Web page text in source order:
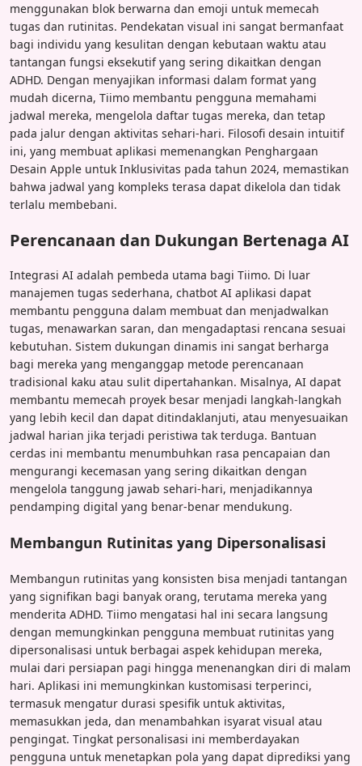
menggunakan blok berwarna dan emoji untuk memecah
tugas dan rutinitas. Pendekatan visual ini sangat bermanfaat
bagi individu yang kesulitan dengan kebutaan waktu atau
tantangan fungsi eksekutif yang sering dikaitkan dengan
ADHD. Dengan menyajikan informasi dalam format yang
mudah dicerna, Tiimo membantu pengguna memahami
jadwal mereka, mengelola daftar tugas mereka, dan tetap
pada jalur dengan aktivitas sehari-hari. Filosofi desain intuitif
ini, yang membuat aplikasi memenangkan Penghargaan
Desain Apple untuk Inklusivitas pada tahun 2024, memastikan
bahwa jadwal yang kompleks terasa dapat dikelola dan tidak
terlalu membebani.
Perencanaan dan Dukungan Bertenaga AI
Integrasi AI adalah pembeda utama bagi Tiimo. Di luar
manajemen tugas sederhana, chatbot AI aplikasi dapat
membantu pengguna dalam membuat dan menjadwalkan
tugas, menawarkan saran, dan mengadaptasi rencana sesuai
kebutuhan. Sistem dukungan dinamis ini sangat berharga
bagi mereka yang menganggap metode perencanaan
tradisional kaku atau sulit dipertahankan. Misalnya, AI dapat
membantu memecah proyek besar menjadi langkah-langkah
yang lebih kecil dan dapat ditindaklanjuti, atau menyesuaikan
jadwal harian jika terjadi peristiwa tak terduga. Bantuan
cerdas ini membantu menumbuhkan rasa pencapaian dan
mengurangi kecemasan yang sering dikaitkan dengan
mengelola tanggung jawab sehari-hari, menjadikannya
pendamping digital yang benar-benar mendukung.
Membangun Rutinitas yang Dipersonalisasi
Membangun rutinitas yang konsisten bisa menjadi tantangan
yang signifikan bagi banyak orang, terutama mereka yang
menderita ADHD. Tiimo mengatasi hal ini secara langsung
dengan memungkinkan pengguna membuat rutinitas yang
dipersonalisasi untuk berbagai aspek kehidupan mereka,
mulai dari persiapan pagi hingga menenangkan diri di malam
hari. Aplikasi ini memungkinkan kustomisasi terperinci,
termasuk mengatur durasi spesifik untuk aktivitas,
memasukkan jeda, dan menambahkan isyarat visual atau
pengingat. Tingkat personalisasi ini memberdayakan
pengguna untuk menetapkan pola yang dapat diprediksi yang